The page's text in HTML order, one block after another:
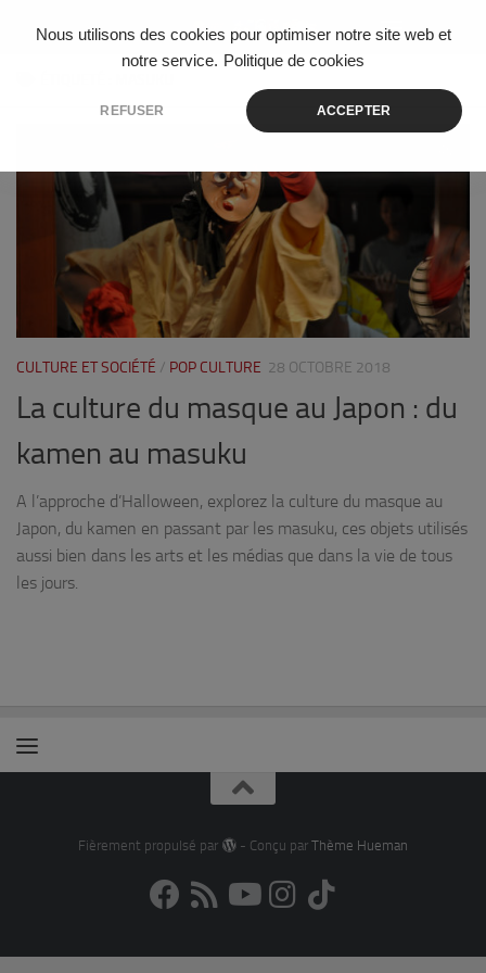
Nous utilisons des cookies pour optimiser notre site web et
notre service. Politique de cookies
REFUSER ACCEPTER
Skip to content
CULTURE ET SOCIÉTÉ / POP CULTURE 28 OCTOBRE 2018
La culture du masque au Japon : du
kamen au masuku
A l’approche d’Halloween, explorez la culture du masque au
Japon, du kamen en passant par les masuku, ces objets utilisés
aussi bien dans les arts et les médias que dans la vie de tous
les jours.
Fièrement propulsé par - Conçu par Thème Hueman